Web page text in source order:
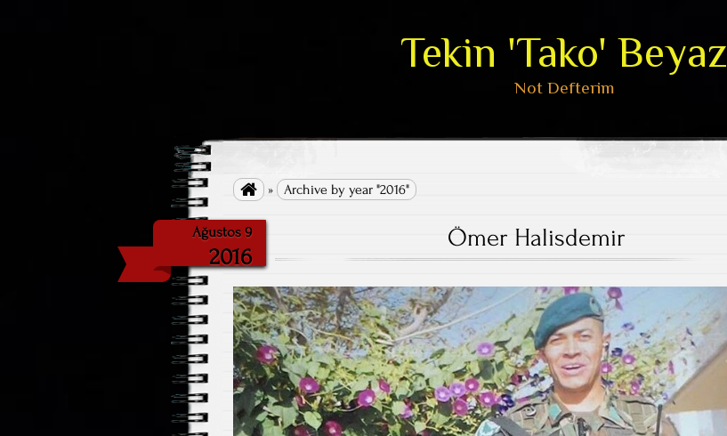
Tekin 'Tako' Beyaz
Not Defterim
 » Archive by year "2016"
Ağustos 9
2016
Ömer Halisdemir